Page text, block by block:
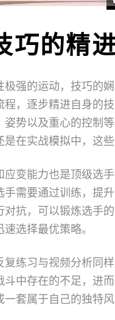
巧的精
极强的运动，技巧的
程，逐步精进自身的
势以及重心的控制
在实战模拟中，这
应变能力也是顶级选
需要通过训练，提
对抗，可以锻炼选手
选择最优策略。
复练习与视频分析同
斗中存在的不足，进
套属于自己的独特